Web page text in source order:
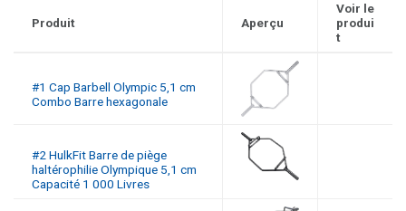
Produit Aperçu
Voir le
produi
t
#1 Cap Barbell Olympic 5,1 cm
Combo Barre hexagonale
#2 HulkFit Barre de piège
haltérophilie Olympique 5,1 cm
Capacité 1 000 Livres